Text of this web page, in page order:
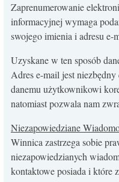
Zaprenumerowanie
informacyjnej wymaga
swojego imienia i adresu e-
Uzyskane w ten sposób
Adres e-mail jest niezbędny
danemu użytkownikowi
natomiast pozwala nam
Niezapowiedziane
Winnica zastrzega sobie
niezapowiedzianych
kontaktowe posiada i które